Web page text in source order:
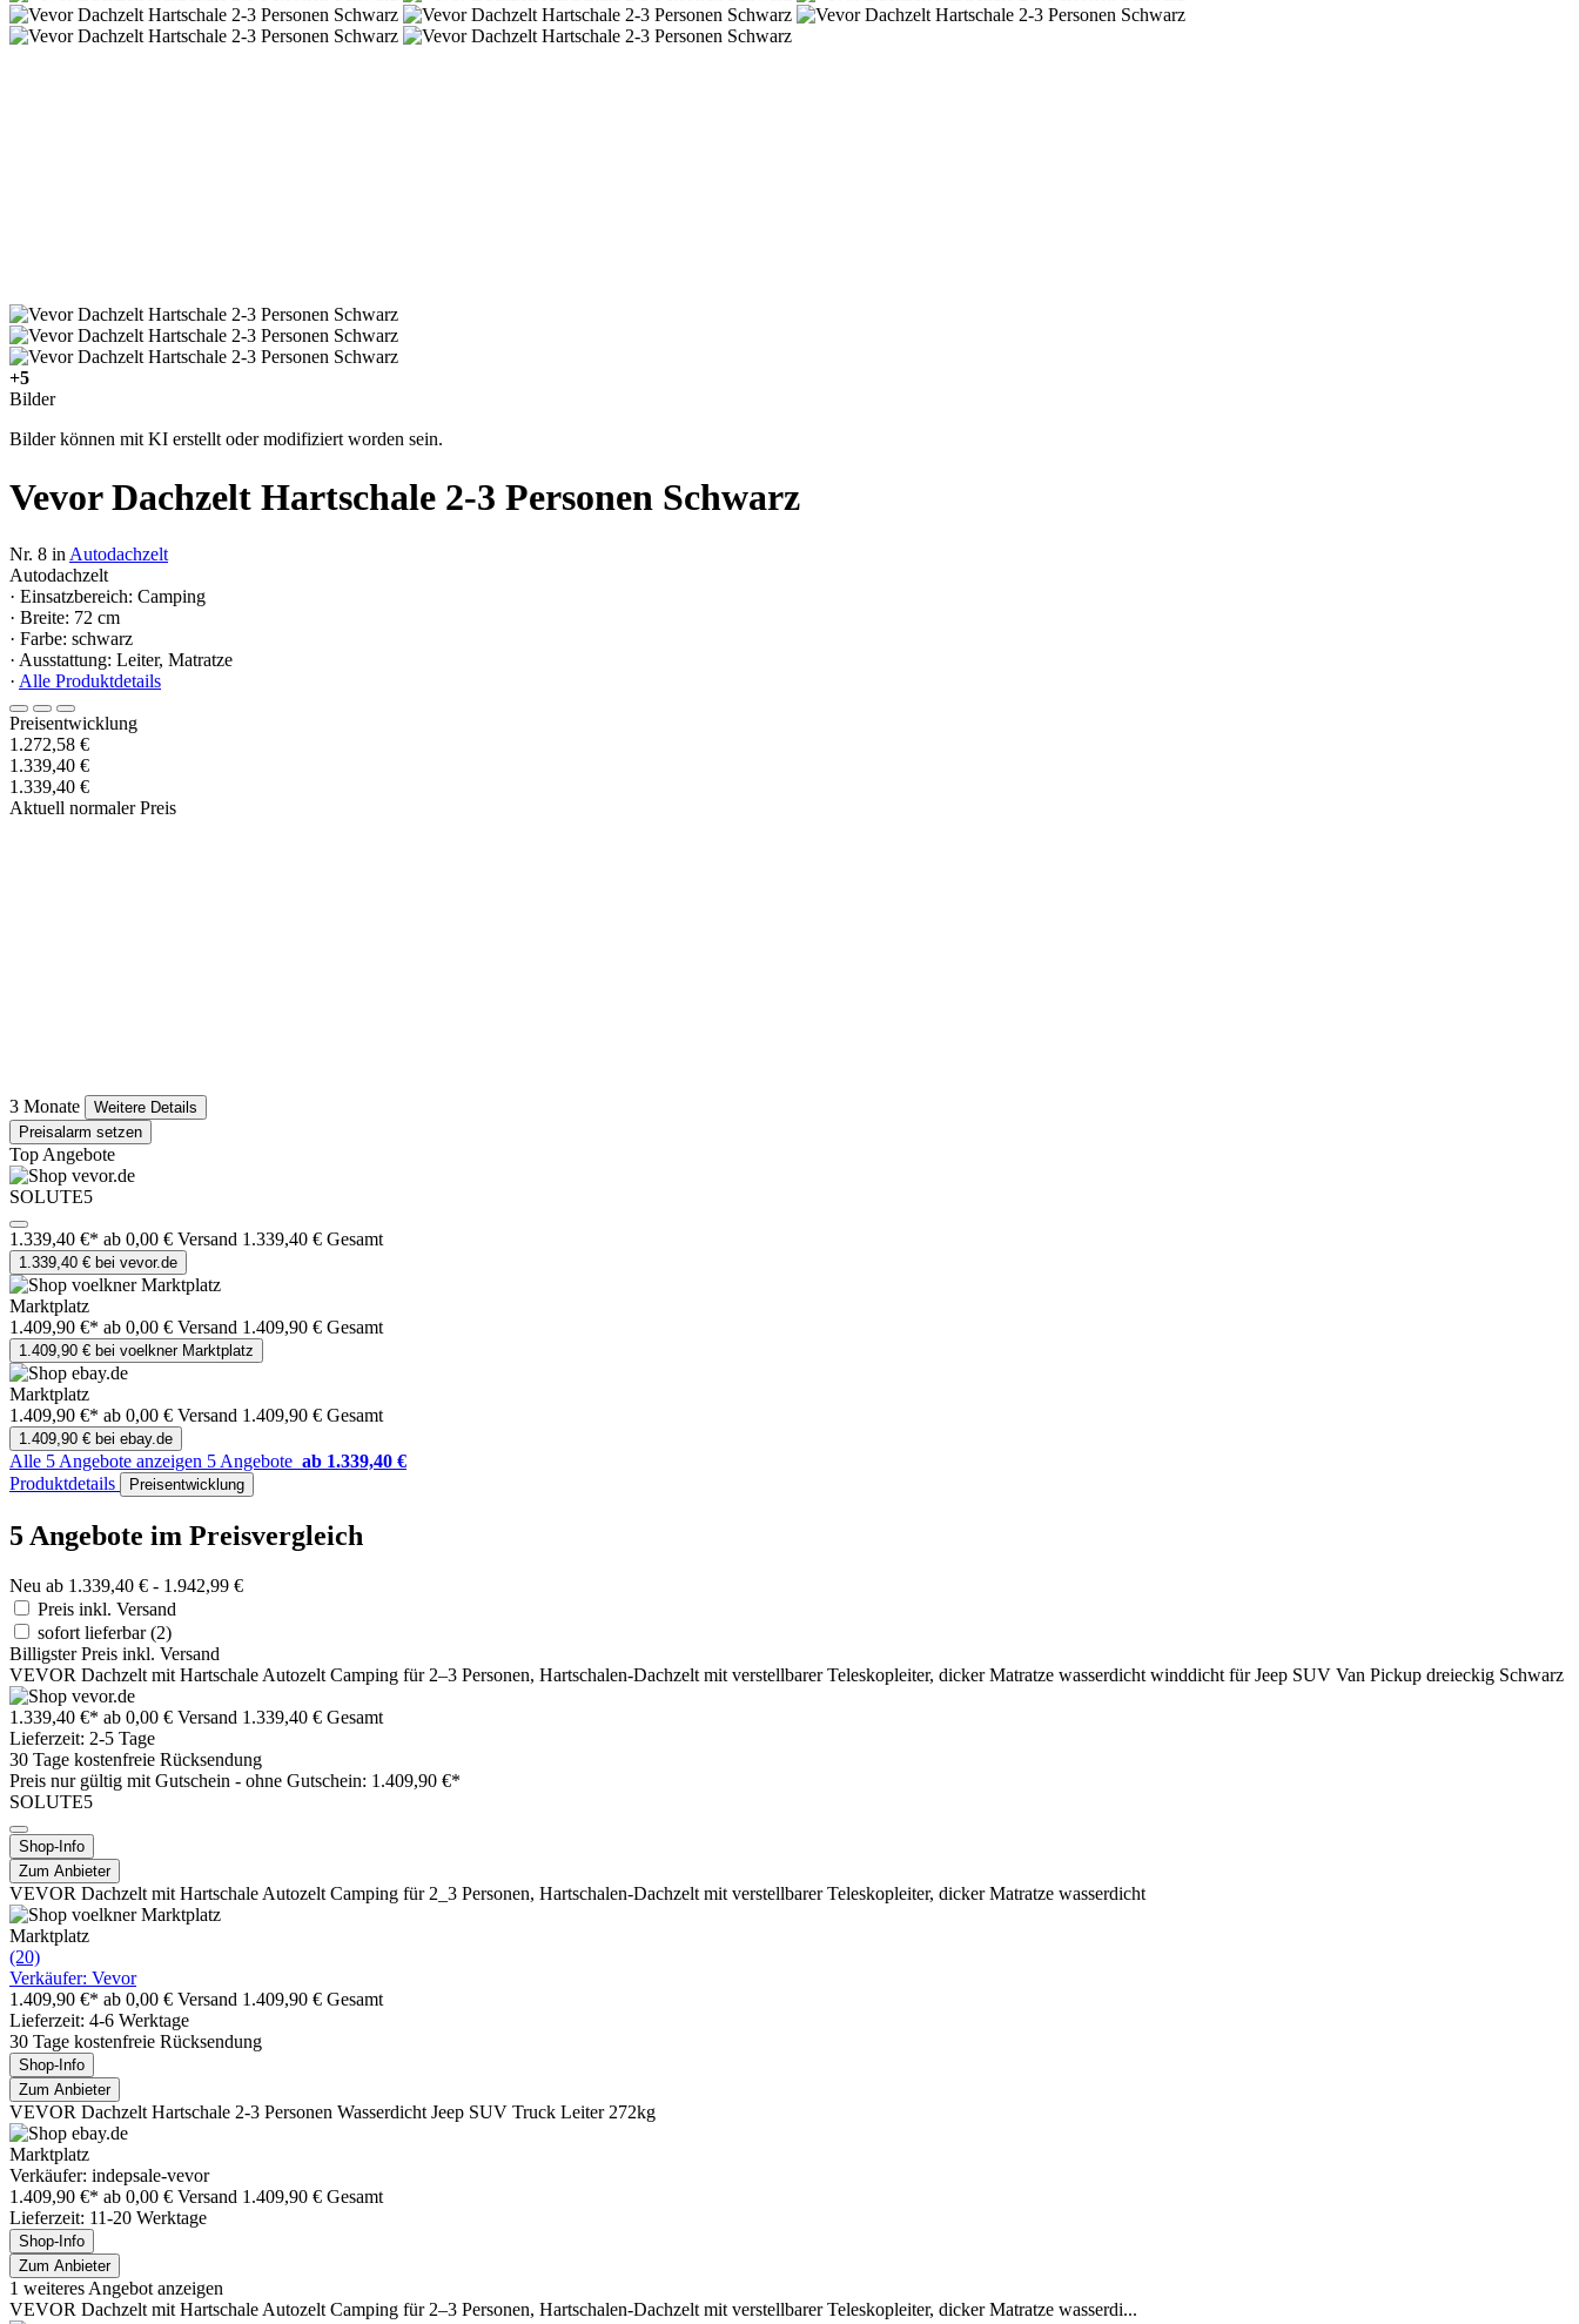
+5
Bilder
Bilder können mit KI erstellt oder modifiziert worden sein.
Vevor Dachzelt Hartschale 2-3 Personen Schwarz
Nr. 8 in Autodachzelt
Autodachzelt
· Einsatzbereich: Camping
· Breite: 72 cm
· Farbe: schwarz
· Ausstattung: Leiter, Matratze
· Alle Produktdetails
Preisentwicklung
1.272,58 €
1.339,40 €
1.339,40 €
Aktuell normaler Preis
3 Monate
Weitere Details
Preisalarm setzen
Top Angebote
SOLUTE5
1.339,40 €* ab 0,00 € Versand 1.339,40 € Gesamt
1.339,40 € bei vevor.de
Marktplatz
1.409,90 €* ab 0,00 € Versand 1.409,90 € Gesamt
1.409,90 € bei voelkner Marktplatz
Marktplatz
1.409,90 €* ab 0,00 € Versand 1.409,90 € Gesamt
1.409,90 € bei ebay.de
Alle 5 Angebote anzeigen 5 Angebote ab 1.339,40 €
Produktdetails
Preisentwicklung
5 Angebote im Preisvergleich
Neu ab 1.339,40 € - 1.942,99 €
Preis inkl. Versand
sofort lieferbar(2)
Billigster Preis inkl. Versand
VEVOR Dachzelt mit Hartschale Autozelt Camping für 2–3 Personen, Hartschalen-Dachzelt mit verstellbarer Teleskopleiter, dicker Matratze wasserdicht winddicht für Jeep SUV Van Pickup dreieckig Schwarz
1.339,40 €* ab 0,00 € Versand 1.339,40 € Gesamt
Lieferzeit: 2-5 Tage
30 Tage kostenfreie Rücksendung
Preis nur gültig mit Gutschein - ohne Gutschein: 1.409,90 €*
SOLUTE5
Shop-Info
Zum Anbieter
VEVOR Dachzelt mit Hartschale Autozelt Camping für 2_3 Personen, Hartschalen-Dachzelt mit verstellbarer Teleskopleiter, dicker Matratze wasserdicht
Marktplatz
(20)
Verkäufer: Vevor
1.409,90 €* ab 0,00 € Versand 1.409,90 € Gesamt
Lieferzeit: 4-6 Werktage
30 Tage kostenfreie Rücksendung
Shop-Info
Zum Anbieter
VEVOR Dachzelt Hartschale 2-3 Personen Wasserdicht Jeep SUV Truck Leiter 272kg
Marktplatz
Verkäufer: indepsale-vevor
1.409,90 €* ab 0,00 € Versand 1.409,90 € Gesamt
Lieferzeit: 11-20 Werktage
Shop-Info
Zum Anbieter
1 weiteres Angebot anzeigen
VEVOR Dachzelt mit Hartschale Autozelt Camping für 2–3 Personen, Hartschalen-Dachzelt mit verstellbarer Teleskopleiter, dicker Matratze wasserdi...